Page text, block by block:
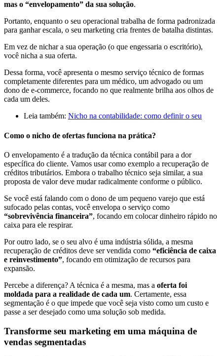
mas o “envelopamento” da sua solução.
Portanto, enquanto o seu operacional trabalha de forma padronizada
para ganhar escala, o seu marketing cria frentes de batalha distintas.
Em vez de nichar a sua operação (o que engessaria o escritório),
você nicha a sua oferta.
Dessa forma, você apresenta o mesmo serviço técnico de formas
completamente diferentes para um médico, um advogado ou um
dono de e-commerce, focando no que realmente brilha aos olhos de
cada um deles.
Leia também: Nicho na contabilidade: como definir o seu
Como o nicho de ofertas funciona na prática?
O envelopamento é a tradução da técnica contábil para a dor
específica do cliente. Vamos usar como exemplo a recuperação de
créditos tributários. Embora o trabalho técnico seja similar, a sua
proposta de valor deve mudar radicalmente conforme o público.
Se você está falando com o dono de um pequeno varejo que está
sufocado pelas contas, você envelopa o serviço como
“sobrevivência financeira”, focando em colocar dinheiro rápido no
caixa para ele respirar.
Por outro lado, se o seu alvo é uma indústria sólida, a mesma
recuperação de créditos deve ser vendida como “eficiência de caixa
e reinvestimento”, focando em otimização de recursos para
expansão.
Percebe a diferença? A técnica é a mesma, mas a oferta foi
moldada para a realidade de cada um. Certamente, essa
segmentação é o que impede que você seja visto como um custo e
passe a ser desejado como uma solução sob medida.
Transforme seu marketing em uma máquina de
vendas segmentadas